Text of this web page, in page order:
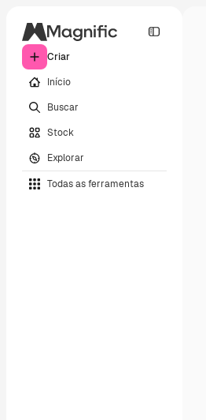
Criar
Início
Buscar
Stock
Explorar
Todas as ferramentas